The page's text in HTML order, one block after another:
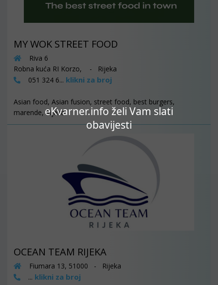
eKvarner.info želi Vam slati
obavijesti
MY WOK STREET FOOD
Riva 6
Robna kuća RI Korzo, - Rijeka
051 324 6... klikni za broj
Asian food, Asian fusion, street food, best burgers,
marende, Rijeka
OCEAN TEAM RIJEKA
Fiumara 13, 51000 - Rijeka
... klikni za broj